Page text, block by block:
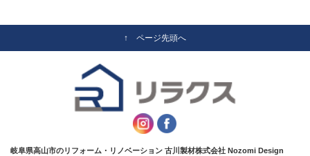
↑ ページ先頭へ
岐阜県高山市のリフォーム・リノベーション 古川製材株式会社 Nozomi Design